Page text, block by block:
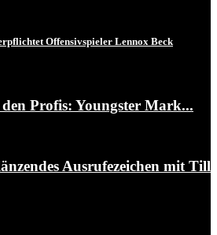
Offensivspieler Lennox Beck
Profis: Youngster Mark...
Ausrufezeichen mit Till